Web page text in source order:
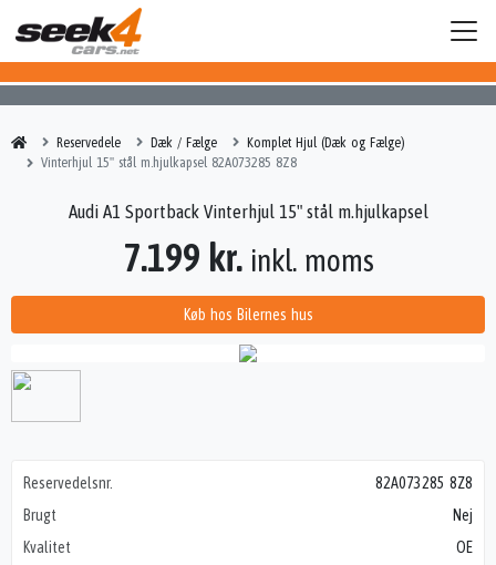
Reservedele Dæk / Fælge
Komplet Hjul (Dæk og Fælge)
Vinterhjul 15" stål m.hjulkapsel 82A073285 8Z8
7.199 kr. inkl. moms
Køb hos Bilernes hus
Reservedelsnr.
82A073285 8Z8
Brugt
Nej
Kvalitet
OE
Audi A1 Sportback Vinterhjul 15" stål m.hjulkapsel